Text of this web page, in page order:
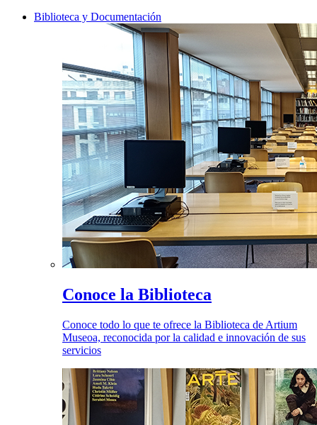
Biblioteca y Documentación
Conoce la Biblioteca
Conoce todo lo que te ofrece la Biblioteca de Artium
Museoa, reconocida por la calidad e innovación de sus
servicios